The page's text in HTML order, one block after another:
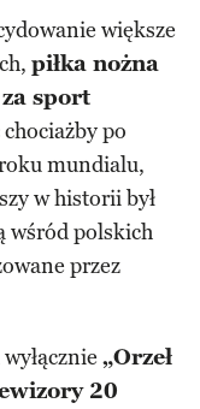
większe
piłka nożna
sport
po
mundialu,
w historii był
wśród polskich
przez
„Orzeł
20